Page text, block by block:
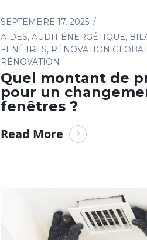
SEPTEMBRE 17. 2025
AIDES, AUDIT ÉNERGÉTIQUE,
FENÊTRES, RÉNOVATION
RÉNOVATION
Quel montant de
pour un
fenêtres ?
Read More